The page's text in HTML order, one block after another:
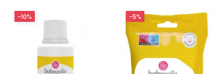
-10% -5%